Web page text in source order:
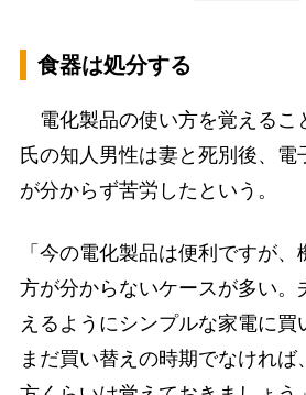
食器は処分する
電化製品の使い方を覚えるこ
氏の知人男性は妻と死別後、電
が分からず苦労したという。
「今の電化製品は便利ですが
方が分からないケースが多い。
えるようにシンプルな家電に買
まだ買い替えの時期でなければ